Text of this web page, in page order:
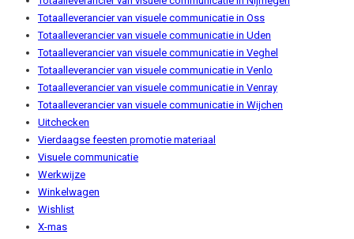
Totaalleverancier van visuele communicatie in Oss
Totaalleverancier van visuele communicatie in Uden
Totaalleverancier van visuele communicatie in Veghel
Totaalleverancier van visuele communicatie in Venlo
Totaalleverancier van visuele communicatie in Venray
Totaalleverancier van visuele communicatie in Wijchen
Uitchecken
Vierdaagse feesten promotie materiaal
Visuele communicatie
Werkwijze
Winkelwagen
Wishlist
X-mas